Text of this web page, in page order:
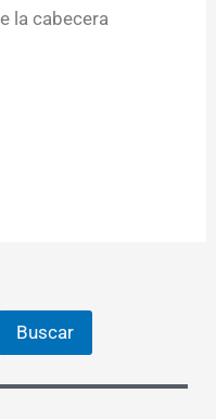
la cabecera
Buscar